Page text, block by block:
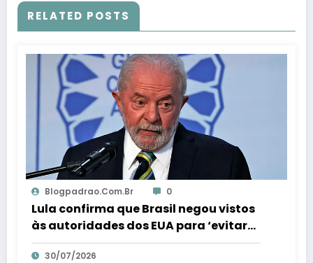
RELATED POSTS
Blogpadrao.com.br 0
Lula confirma que Brasil negou vistos
às autoridades dos EUA para ‘evitar
interferência’ nas eleições – Em Dia ES
30/07/2026